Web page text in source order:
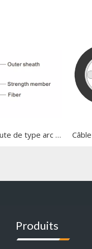
Câble de chute de type arc de ligne
Produits